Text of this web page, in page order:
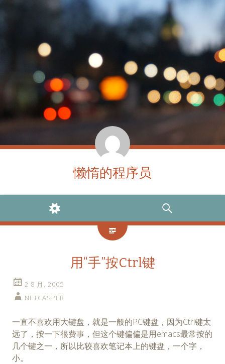
懒惰的程序员
WIDGETS
SEARCH
用“手”按Ctrl键
2 8 月, 2005
NETCASPER
一直不喜欢用大键盘，就是一般的PC键盘，因为Ctrl键太
远了，按一下很费事，但这个键偏偏是用emacs最常按的
几个键之一，所以比较喜欢笔记本上的键盘，一个字，
小。